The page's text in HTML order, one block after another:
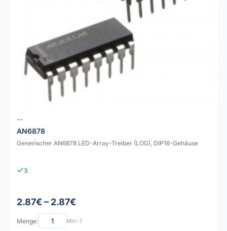
--
AN6878
Generischer AN6878 LED-Array-Treiber (LOG), DIP16-Gehäuse
3
2.87€ – 2.87€
Menge: Min: 1